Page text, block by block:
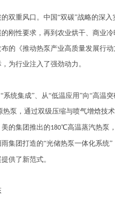
双重风口。中国“双碳”战略的深
刚性要求，再到农业烘干、商业
的《推动热泵产业高质量发展行
为行业注入了强劲动力。
系统集成”、从“低温应用”向“高温
泵，通过双级压缩与喷气增焓技
的集团推出的180℃高温蒸汽热泵
集团打造的“光储热泵一体化系统
供了新范式。